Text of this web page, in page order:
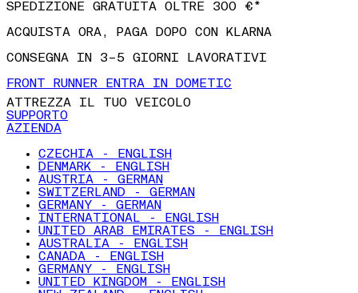
SPEDIZIONE GRATUITA OLTRE 300 €*
ACQUISTA ORA, PAGA DOPO CON KLARNA
CONSEGNA IN 3–5 GIORNI LAVORATIVI
FRONT RUNNER ENTRA IN DOMETIC
ATTREZZA IL TUO VEICOLO
SUPPORTO
AZIENDA
CZECHIA - ENGLISH
DENMARK - ENGLISH
AUSTRIA - GERMAN
SWITZERLAND - GERMAN
GERMANY - GERMAN
INTERNATIONAL - ENGLISH
UNITED ARAB EMIRATES - ENGLISH
AUSTRALIA - ENGLISH
CANADA - ENGLISH
GERMANY - ENGLISH
UNITED KINGDOM - ENGLISH